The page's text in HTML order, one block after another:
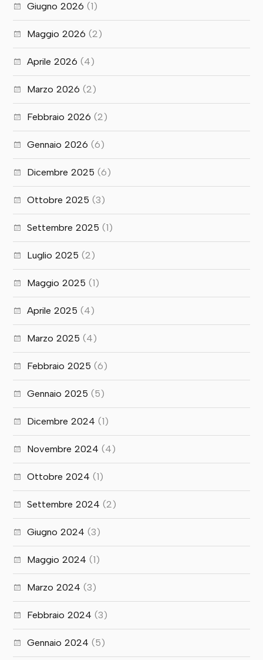
Giugno 2026 (1)
Maggio 2026 (2)
Aprile 2026 (4)
Marzo 2026 (2)
Febbraio 2026 (2)
Gennaio 2026 (6)
Dicembre 2025 (6)
Ottobre 2025 (3)
Settembre 2025 (1)
Luglio 2025 (2)
Maggio 2025 (1)
Aprile 2025 (4)
Marzo 2025 (4)
Febbraio 2025 (6)
Gennaio 2025 (5)
Dicembre 2024 (1)
Novembre 2024 (4)
Ottobre 2024 (1)
Settembre 2024 (2)
Giugno 2024 (3)
Maggio 2024 (1)
Marzo 2024 (3)
Febbraio 2024 (3)
Gennaio 2024 (5)